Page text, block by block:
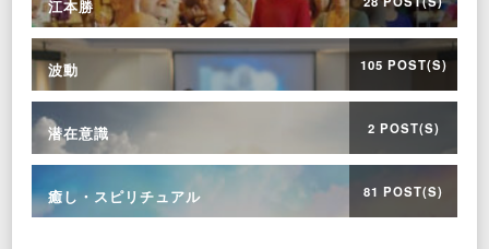
江本勝
波動 105 POST(S)
潜在意識 2 POST(S)
癒し・スピリチュアル 81 POST(S)